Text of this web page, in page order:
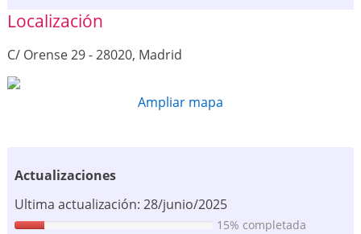
Localización
C/ Orense 29 - 28020, Madrid
Ampliar mapa
Actualizaciones
Ultima actualización: 28/junio/2025
15% completada